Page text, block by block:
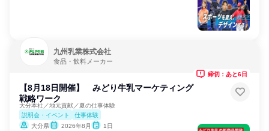
九州乳業株式会社
食品・飲料メーカー
【8月18日開催】 みどり牛乳マーケティング
戦略ワーク
大分本社／地元貢献／夏の仕事体験
説明会・イベント
仕事体験
大分県
2026年8月 1日
締切：あと6日